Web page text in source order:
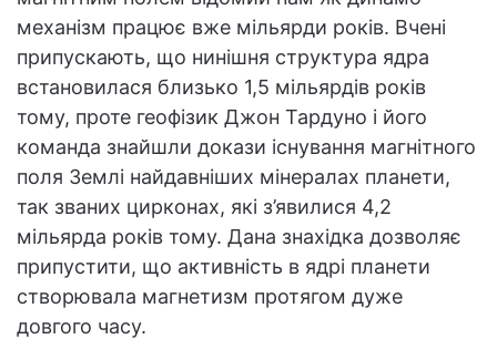
механізм працює вже мільярди років. Вчені
припускають, що нинішня структура ядра
встановилася близько 1,5 мільярдів років
тому, проте геофізик Джон Тардуно і його
команда знайшли докази існування магнітного
поля Землі найдавніших мінералах планети,
так званих цирконах, які з’явилися 4,2
мільярда років тому. Дана знахідка дозволяє
припустити, що активність в ядрі планети
створювала магнетизм протягом дуже
довгого часу.